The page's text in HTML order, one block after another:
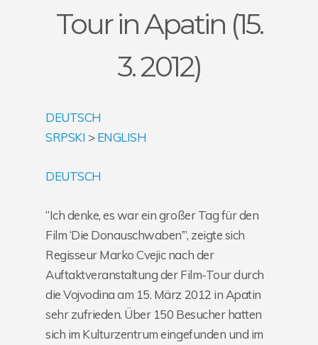
Tour in Apatin (15.
3. 2012)
DEUTSCH
SRPSKI >ENGLISH
DEUTSCH
“Ich denke, es war ein großer Tag für den
Film ‘Die Donauschwaben’”, zeigte sich
Regisseur Marko Cvejic nach der
Auftaktveranstaltung der Film-Tour durch
die Vojvodina am 15. März 2012 in Apatin
sehr zufrieden. Über 150 Besucher hatten
sich im Kulturzentrum eingefunden und im